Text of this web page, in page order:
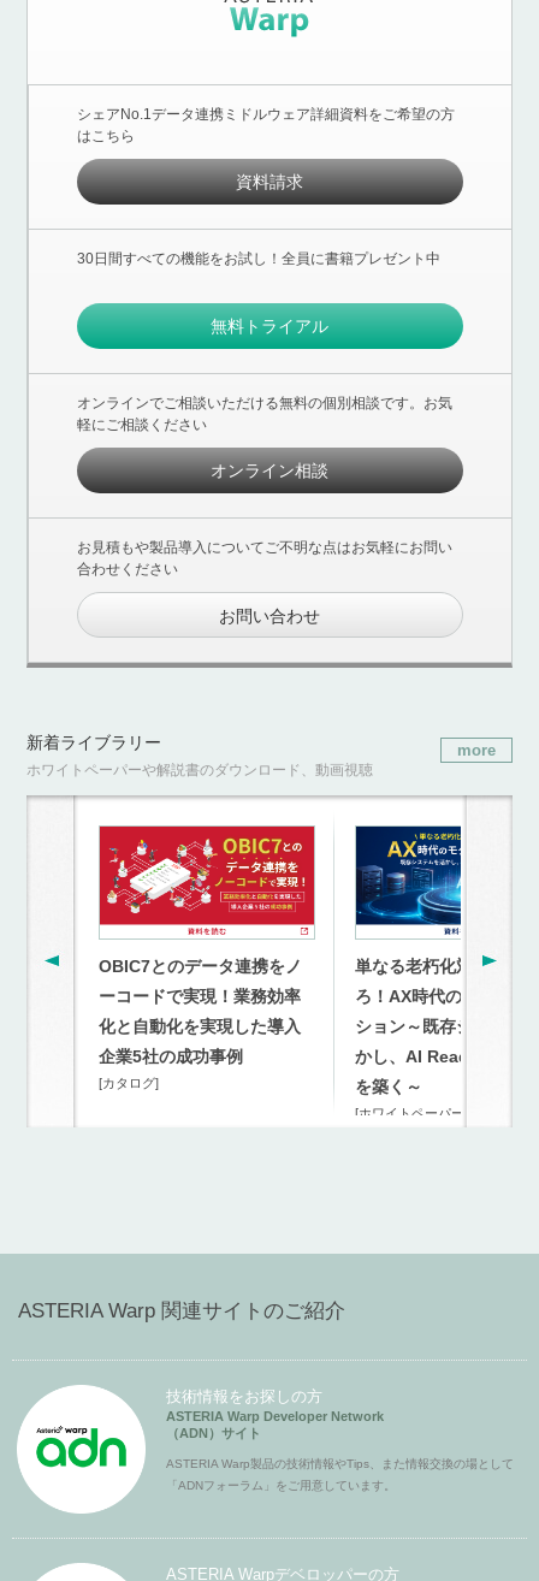
シェアNo.1データ連携ミドルウェア詳細資料をご希望の方
はこちら
資料請求
30日間すべての機能をお試し！全員に書籍プレゼント中
無料トライアル
オンラインでご相談いただける無料の個別相談です。お気
軽にご相談ください
オンライン相談
お見積もや製品導入についてご不明な点はお気軽にお問い
合わせください
お問い合わせ
新着ライブラリー
ホワイトペーパーや解説書のダウンロード、動画視聴
more
OBIC7とのデータ連携をノ
ーコードで実現！業務効率
化と自動化を実現した導入
企業5社の成功事例
[カタログ]
単なる老朽化対策を超
ろ！AX時代のモダナイ
ション～既存システム
かし、AI Readyな連携
を築く～
[ホワイトペーパー]
ASTERIA Warp 関連サイトのご紹介
技術情報をお探しの方
ASTERIA Warp Developer Network
（ADN）サイト
ASTERIA Warp製品の技術情報やTips、また情報交換の場として
「ADNフォーラム」をご用意しています。
ASTERIA Warpデベロッパーの方